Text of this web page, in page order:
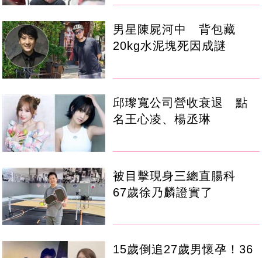
男星陳屍河中 背包藏
20kg水泥塊死因成謎
邱瓈寬公司營收衰退 點
名王心凌、楊丞琳
被目擊現身三總直腸科
67歲徐乃麟證實了
15歲倒追27歲男懷孕！36